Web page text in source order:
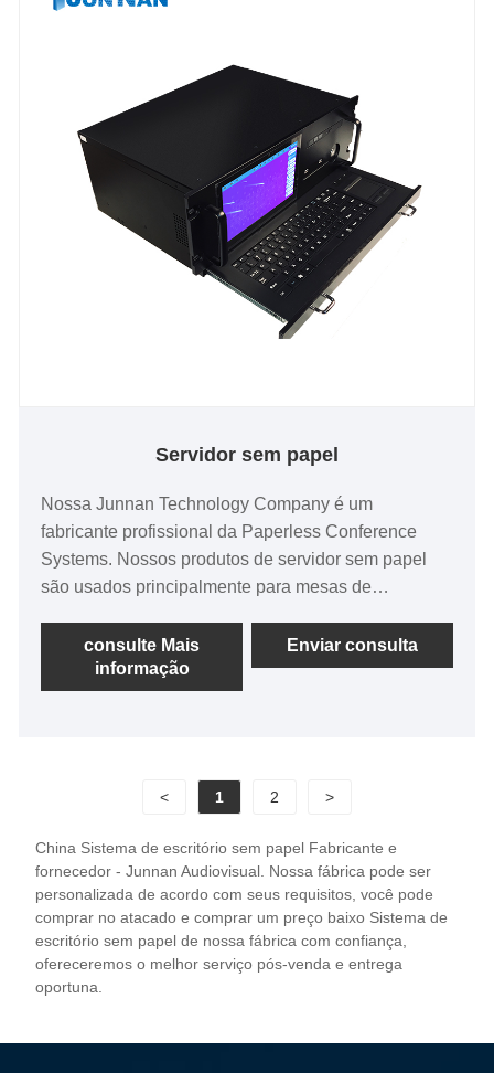
alumínio, design de prova de poeira fechado,
alta densidade integrados para aumentar a área de
dissipação de calor para acelerar a velocidade de
dissipação de calor para garantir a operação estável
de longa data da máquina.
Servidor sem papel
Nossa Junnan Technology Company é um
fabricante profissional da Paperless Conference
Systems. Nossos produtos de servidor sem papel
são usados principalmente para mesas de
do governo, banco de alguns equipamentos de
consulta de informações públicas, etc. Servidor sem
papel usando componentes de grau industrial, têm
pode garantir uma operação estável e contínua no
ambiente de trabalho severo. O servidor sem papel
prova de poeira fechado, conchas usando dentes de
dissipação de calor de alta densidade de moldagem
integrada para aumentar a área de dissipação de
calor para acelerar a velocidade de dissipação de
calor para garantir a operação estável de longa data
da máquina.
consulte Mais
informação
Enviar consulta
< 1 2 >
China Sistema de escritório sem papel Fabricante e
fornecedor - Junnan Audiovisual. Nossa fábrica pode ser
personalizada de acordo com seus requisitos, você pode
comprar no atacado e comprar um preço baixo Sistema de
escritório sem papel de nossa fábrica com confiança,
ofereceremos o melhor serviço pós-venda e entrega
oportuna.